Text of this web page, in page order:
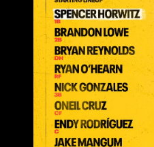
Ｒ 4. Ryan O'Hearn
.835 ８ＨＲ 5.